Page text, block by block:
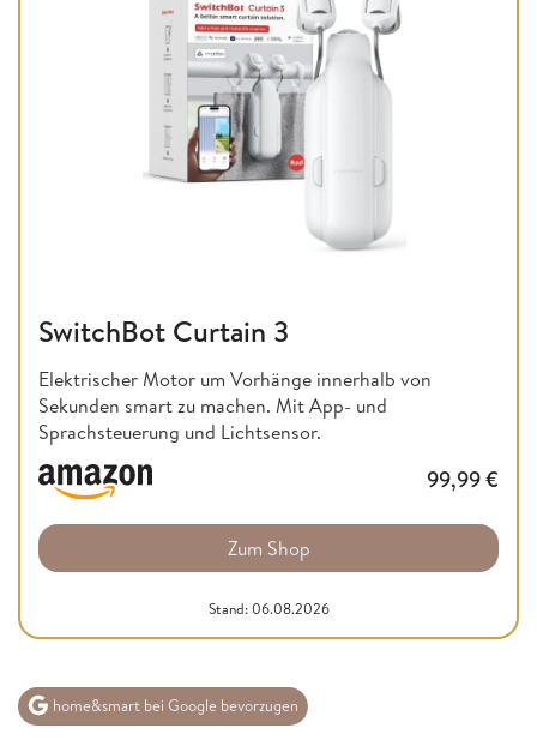
SwitchBot Curtain 3
Elektrischer Motor um Vorhänge innerhalb von
Sekunden smart zu machen. Mit App- und
Sprachsteuerung und Lichtsensor.
99,99€
Zum Shop
Stand: 06.08.2026
home&smart bei Google bevorzugen